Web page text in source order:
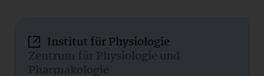
Institut für Physiologie
Zentrum für Physiologie und
Pharmakologie